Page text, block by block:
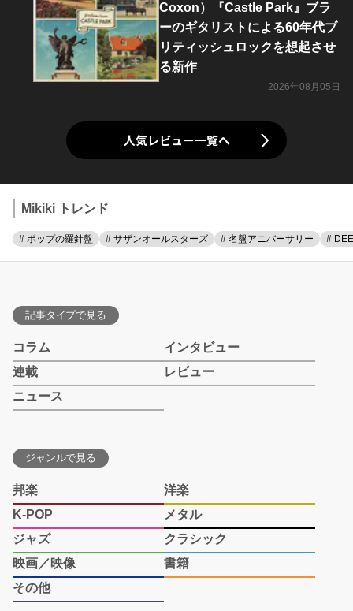
Coxon）『Castle Park』ブラ
ーのギタリストによる60年代ブ
リティッシュロックを想起させ
る新作
2026年08月05日
人気レビュー一覧へ
Mikiki トレンド
# ポップの羅針盤 # サザンオールスターズ # 名盤アニバーサリー #
記事タイプで見る
コラム
インタビュー
連載
レビュー
ニュース
ジャンルで見る
邦楽
洋楽
K-POP
メタル
ジャズ
クラシック
映画／映像
書籍
その他